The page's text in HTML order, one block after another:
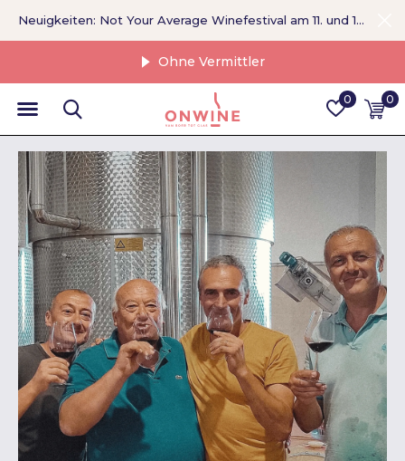
0 0
Ohne Vermittler
Neuigkeiten: Not Your Average Winefestival am 11. und 12. September >